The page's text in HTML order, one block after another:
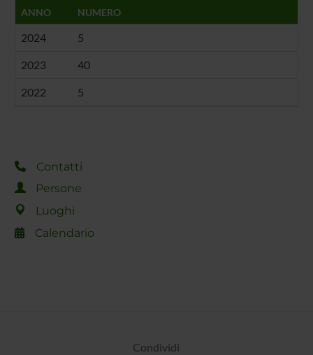
ANNO
NUMERO
2024 5
2023 40
2022 5
Contatti
Persone
Luoghi
Calendario
Condividi